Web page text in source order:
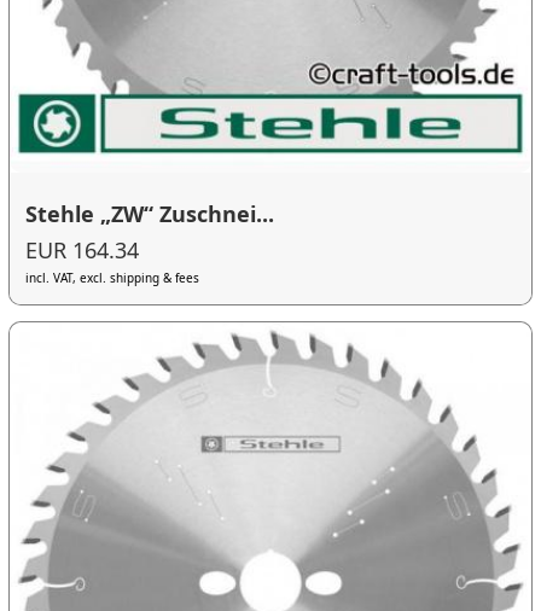
Stehle „ZW“ Zuschnei...
EUR 164.34
incl. VAT, excl. shipping & fees